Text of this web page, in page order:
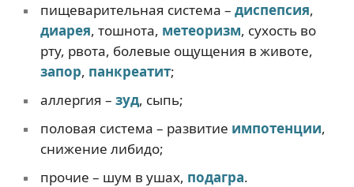
пищеварительная система – диспепсия,
диарея, тошнота, метеоризм, сухость во
рту, рвота, болевые ощущения в животе,
запор, панкреатит;
аллергия – зуд, сыпь;
половая система – развитие импотенции,
снижение либидо;
прочие – шум в ушах, подагра.